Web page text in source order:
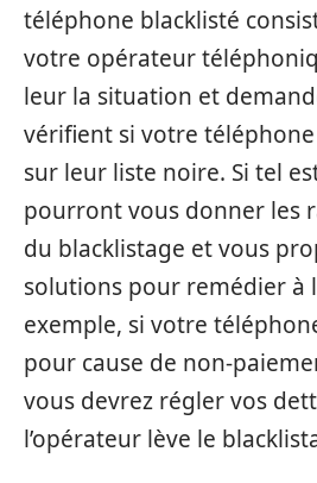
téléphone blacklisté
votre opérateur
leur la situation et
vérifient si votre
sur leur liste noire. Si tel
pourront vous donner les
du blacklistage et vous
solutions pour remédier à
exemple, si votre
pour cause de non-
vous devrez régler vos
l’opérateur lève le